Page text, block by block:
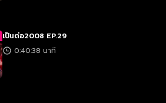
เป็นต่อ2008 EP.29
0:40:38 นาที